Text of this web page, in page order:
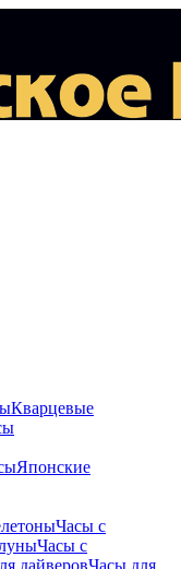
Кварцевые
Японские
Часы с
Часы с
дайверовЧасы для